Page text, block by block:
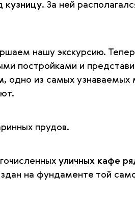
кузницу. За ней
нашу экскурсию.
постройками и
, одно из самых узнаваемых
прудов.
уличных кафе
на фундаменте той